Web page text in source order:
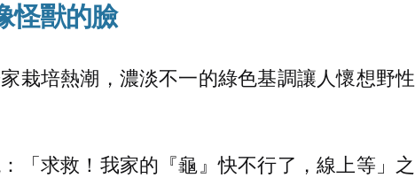
怪獸的臉
栽培熱潮，濃淡不一的綠色基調讓人懷想野性
「求救！我家的『龜』快不行了，線上等」之